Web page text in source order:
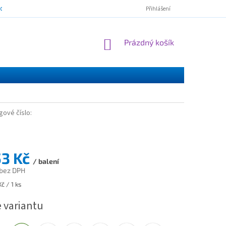
ochrany osobních údajů ESSOX - nákup na splátky
Přihlášení
NÁKUPNÍ
Prázdný košík
číslo:
Kč / balení
DPH
/ 1 ks
variantu